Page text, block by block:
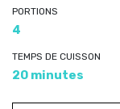
PORTIONS
4
TEMPS DE CUISSON
20 minutes